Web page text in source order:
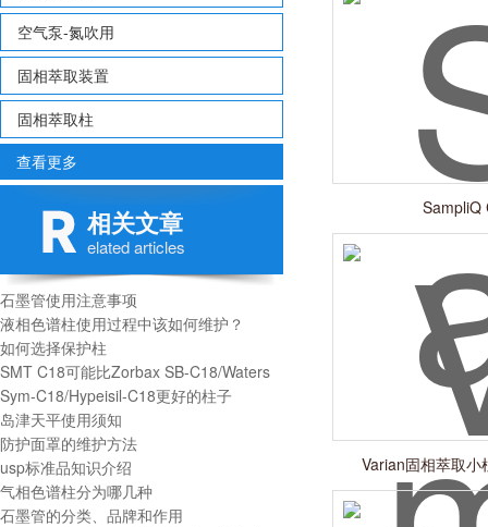
空气泵-氮吹用
固相萃取装置
固相萃取柱
查看更多
相关文章
elated articles
石墨管使用注意事项
液相色谱柱使用过程中该如何维护？
如何选择保护柱
SMT C18可能比Zorbax SB-C18/Waters
Sym-C18/Hypeisil-C18更好的柱子
岛津天平使用须知
防护面罩的维护方法
usp标准品知识介绍
气相色谱柱分为哪几种
石墨管的分类、品牌和作用
SampliQ
Varian固相萃取